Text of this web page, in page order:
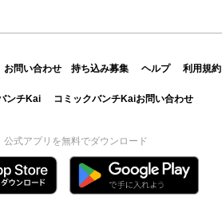
お問い合わせ 持ち込み募集 ヘルプ 利用規約
ンチKai コミックバンチKaiお問い合わせ
公式アプリを無料でダウンロード